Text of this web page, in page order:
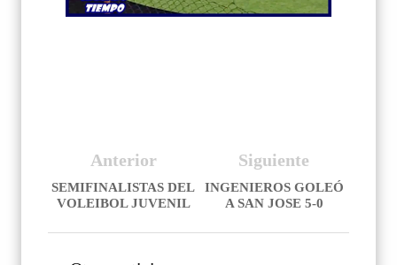
Siguiente
INGENIEROS GOLEÓ
A SAN JOSE 5-0
Anterior
SEMIFINALISTAS DEL
VOLEIBOL JUVENIL